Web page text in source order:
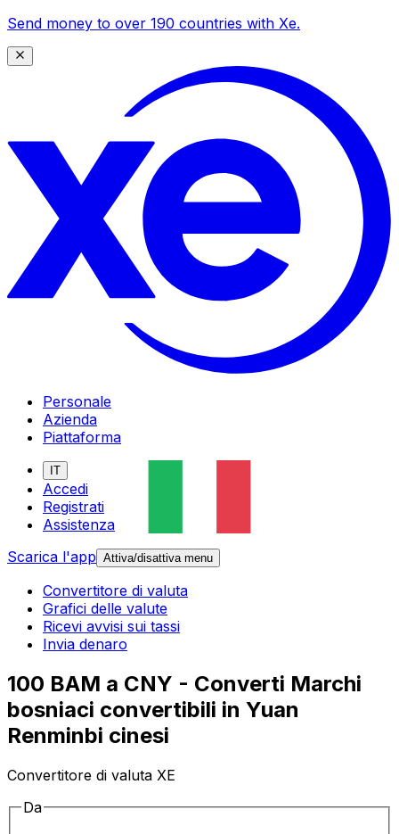
Send money to over 190 countries with Xe.
Personale
Azienda
Piattaforma
IT
Accedi
Registrati
Assistenza
Scarica l'app Attiva/disattiva menu
Convertitore di valuta
Grafici delle valute
Ricevi avvisi sui tassi
Invia denaro
100 BAM a CNY - Converti Marchi
bosniaci convertibili in Yuan
Renminbi cinesi
Convertitore di valuta XE
Da